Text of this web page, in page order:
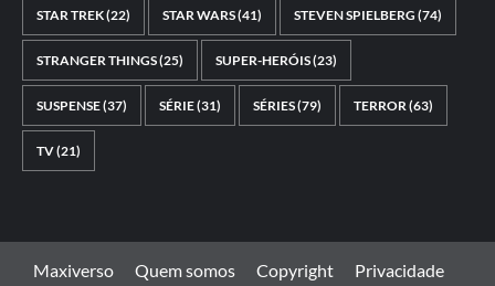
STAR TREK(22) STAR WARS(41) STEVEN SPIELBERG (74)
STRANGER THINGS(25) SUPER-HERÓIS(23)
SUSPENSE(37) SÉRIE(31) SÉRIES(79) TERROR(63)
TV(21)
Maxiverso Quem somos Copyright
Privacidade